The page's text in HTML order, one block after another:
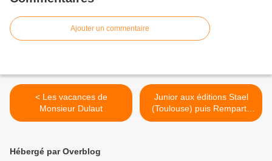
Ajouter un commentaire
< Les vacances de
Monsieur Dulaut
Junior aux éditions Stael
(Toulouse) puis Remparts
(Lyon) >
Hébergé par Overblog